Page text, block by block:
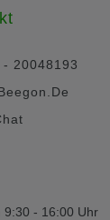
20048193
9:30 - 16:00 Uhr